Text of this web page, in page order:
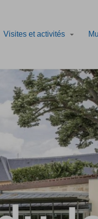
Visites et activités